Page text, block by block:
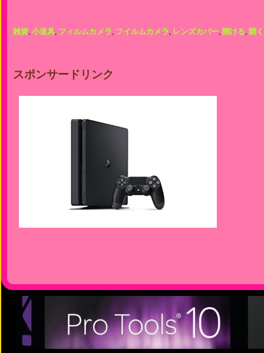
雑貨, 小道具, フィルムカメラ, フイルムカメラ, レンズカバー, 開ける, 開く
スポンサードリンク